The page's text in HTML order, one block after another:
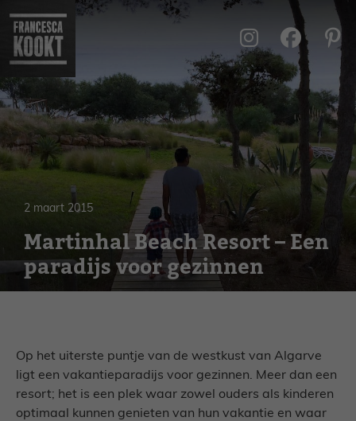
naar
inhoud
2 maart 2015
Martinhal Beach Resort – Een
paradijs voor gezinnen
Op het uiterste puntje van de westkust van Algarve
ligt een vakantieparadijs voor gezinnen. Meer dan een
resort; het is een plek waar zowel ouders als kinderen
optimaal kunnen genieten van hun vakantie en waar